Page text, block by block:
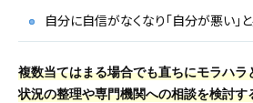
自分に自信がなくなり「自分が悪い」
複数当てはまる場合でも直ちにモラハラ
状況の整理や専門機関への相談を検討す